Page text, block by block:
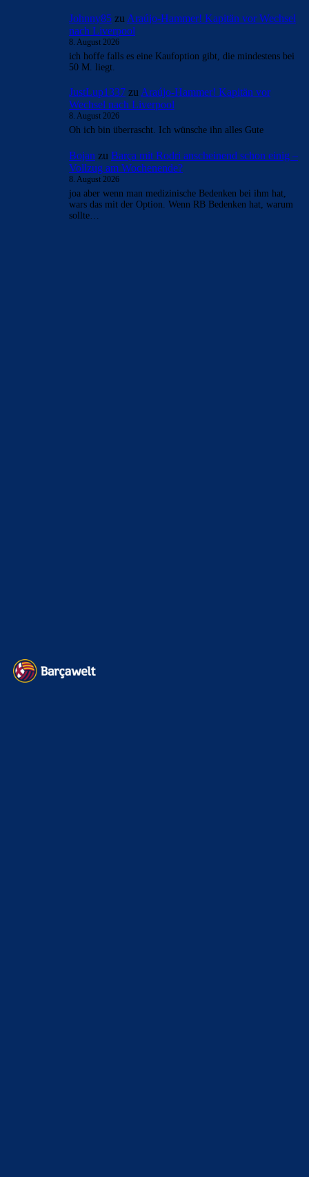
Johnny85 zu Araújo-Hammer! Kapitän vor Wechsel
nach Liverpool
8. August 2026
ich hoffe falls es eine Kaufoption gibt, die mindestens bei
50 M. liegt.
JustLup1337 zu Araújo-Hammer! Kapitän vor
Wechsel nach Liverpool
8. August 2026
Oh ich bin überrascht. Ich wünsche ihn alles Gute
Bojan zu Barça mit Rodri anscheinend schon einig –
Vollzug am Wochenende?
8. August 2026
joa aber wenn man medizinische Bedenken bei ihm hat,
wars das mit der Option. Wenn RB Bedenken hat, warum
sollte…